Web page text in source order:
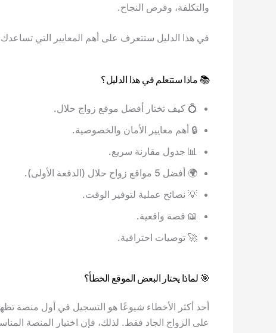
والتكلفة، وفرص النجاح.
في هذا الدليل ستتعرف على أهم المعايير التي تساعدك
📚 ماذا ستتعلم في هذا الدليل؟
💍 كيف تختار أفضل موقع زواج حلال.
🔒 أهم معايير الأمان والخصوصية.
📊 جدول مقارنة سريع.
🌍 أفضل 5 مواقع زواج حلال (الدفعة الأولى).
💡 نصائح عملية لتوفير الوقت.
📖 قصة واقعية.
🚀 توصيات احترافية.
🎯 لماذا يختار البعض الموقع الخطأ؟
أحد أكثر الأخطاء شيوعًا هو التسجيل في أول منصة
على الزواج الجاد فقط. لذلك، فإن اختيار المنصة